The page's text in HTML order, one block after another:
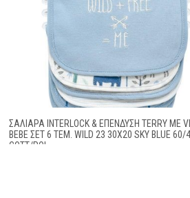
ΣΑΛΙΆΡΑ INTERLOCK & ΕΠΈΝΔΥΣΗ TERRY ΜΕ
BEBE ΣΕΤ 6 ΤΕΜ. WILD 23 30X20 SKY BLUE 60/
COTT/POL